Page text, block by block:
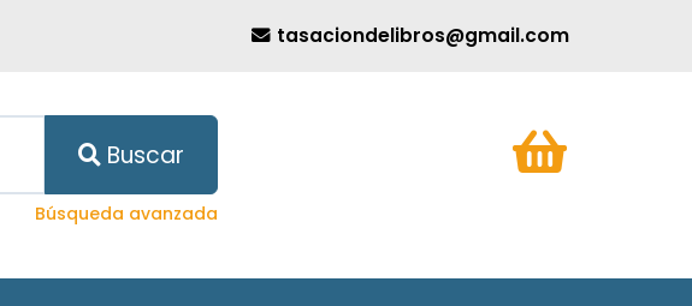
tasaciondelibros@gmail.com
Buscar
Búsqueda avanzada